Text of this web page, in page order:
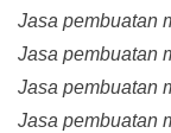
Jasa pembuatan
Jasa pembuatan
Jasa pembuatan
Jasa pembuatan